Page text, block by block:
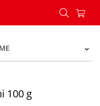
100 g - Konzum
100 g